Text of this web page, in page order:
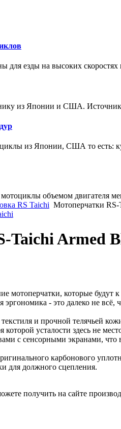
для езды на высоких
из Японии и США.
из Японии, США то есть:
объемом двигателя
RS Taichi Мотоперчатки
Taichi Armed
мотоперчатки, которые
- это далеко не всё,
и прочной телячьей
которой усталости здесь не
с сенсорными экранами,
карбонового
для должного сцепления.
получить на сайте